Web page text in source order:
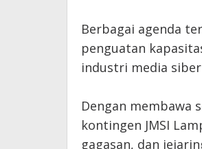
‎Berbagai agenda
penguatan
industri media
‎Dengan membawa
kontingen JMSI
gagasan, dan